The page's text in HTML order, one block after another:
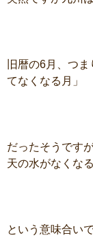
旧暦の6月、つ
てなくなる月」
だったそうです
天の水がなくなる
という意味合い